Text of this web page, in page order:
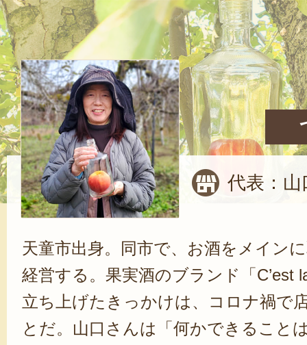
代表：山
天童市出身。同市で、お酒をメイン
経営する。果実酒のブランド「C’est
立ち上げたきっかけは、コロナ禍で
とだ。山口さんは「何かできること